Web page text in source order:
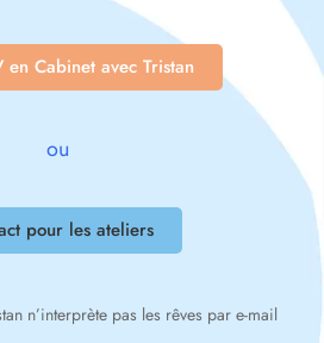
en Cabinet avec Tristan
ou
pour les ateliers
n’interprète pas les rêves par e-mail